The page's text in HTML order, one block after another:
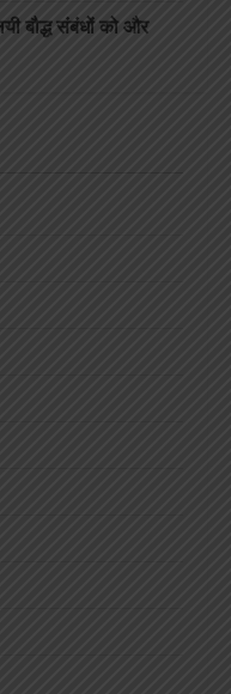
बौद्ध संबंधों को और